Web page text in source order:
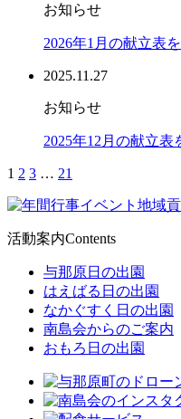
お知らせ
2026年1月の献立表
2025.11.27
お知らせ
2025年12月の献立表
1 2 3 … 21
活動案内Contents
与那原日の出園
はえばる日の出園
なかぐすく日の出園
南島会からのご案内
おもろ日の出園